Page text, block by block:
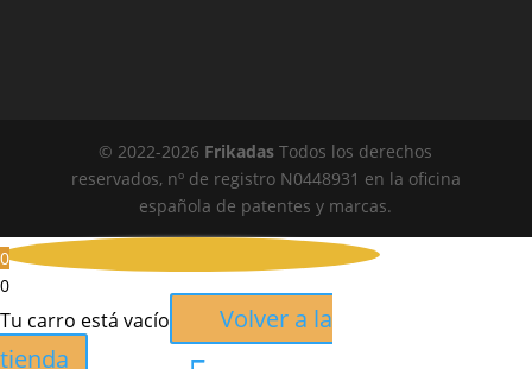
© 2022-2026 Frikadas Todos los derechos
reservados, nº de registro N0448931 en la oficina
española de patentes y marcas.
0
0
Tu carro está vacío
Volver a la
tienda